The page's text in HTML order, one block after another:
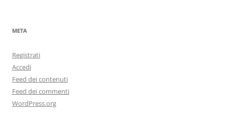
META
Registrati
Accedi
Feed dei contenuti
Feed dei commenti
WordPress.org